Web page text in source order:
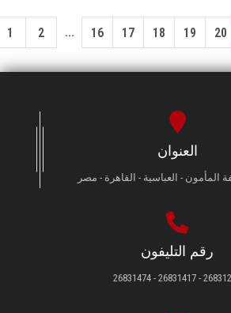
1 2 ... 16 17 18 19 20
العنوان
المأمون - العباسية - القاهرة - مصر
رقم التليفون
26831231 - 26831417 -